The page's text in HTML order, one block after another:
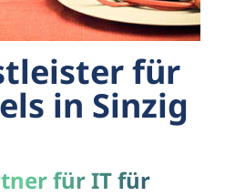
für
in Sinzig
für IT für